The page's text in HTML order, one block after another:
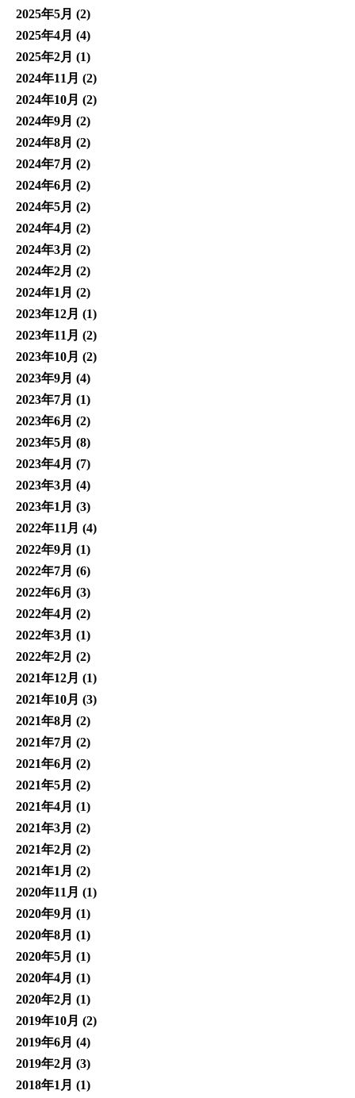
2025年5月 (2)
2025年4月 (4)
2025年2月 (1)
2024年11月 (2)
2024年10月 (2)
2024年9月 (2)
2024年8月 (2)
2024年7月 (2)
2024年6月 (2)
2024年5月 (2)
2024年4月 (2)
2024年3月 (2)
2024年2月 (2)
2024年1月 (2)
2023年12月 (1)
2023年11月 (2)
2023年10月 (2)
2023年9月 (4)
2023年7月 (1)
2023年6月 (2)
2023年5月 (8)
2023年4月 (7)
2023年3月 (4)
2023年1月 (3)
2022年11月 (4)
2022年9月 (1)
2022年7月 (6)
2022年6月 (3)
2022年4月 (2)
2022年3月 (1)
2022年2月 (2)
2021年12月 (1)
2021年10月 (3)
2021年8月 (2)
2021年7月 (2)
2021年6月 (2)
2021年5月 (2)
2021年4月 (1)
2021年3月 (2)
2021年2月 (2)
2021年1月 (2)
2020年11月 (1)
2020年9月 (1)
2020年8月 (1)
2020年5月 (1)
2020年4月 (1)
2020年2月 (1)
2019年10月 (2)
2019年6月 (4)
2019年2月 (3)
2018年1月 (1)